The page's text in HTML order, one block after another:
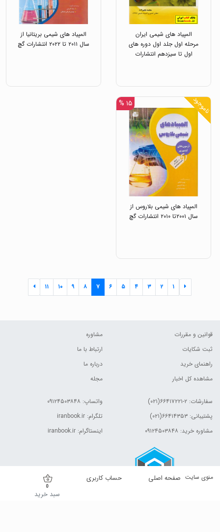
صفحه اصلی منوی سایت حساب کاربری
0
سبد خرید
المپیاد های شیمی ایران
مرحله اول جلد اول دوره های
اول تا سیزدهم انتشارات
المپیاد های شیمی بریتانیا از
سال ۲۰۱۱ تا ۲۰۲۲ انتشارات گچ
ناموجود ۱۵ %
المپیاد های شیمی بلاروس از
سال ۲۰۰۱تا ۲۰۱۰ انتشارات گچ
۱ ۲ ۳ ۴ ۵ ۶ ۷ ۸ ۹ ۱۰ ۱۱
قوانین و مقررات
ثبت شکایات
راهنمای خرید
مشاهده کل اخبار
مشاوره
ارتباط با ما
درباره ما
مجله
سفارشات: ۲-۶۶۴۱۷۲۲۱(۰۲۱)
پشتیبانی: ۶۶۴۱۴۳۵۳(۰۲۱)
مشاوره خرید: ۰۹۱۲۴۵۰۳۸۴۸
واتساپ: ۰۹۱۲۴۵۰۳۸۴۸
تلگرام: iranbook.ir
اینستاگرام: iranbook.ir